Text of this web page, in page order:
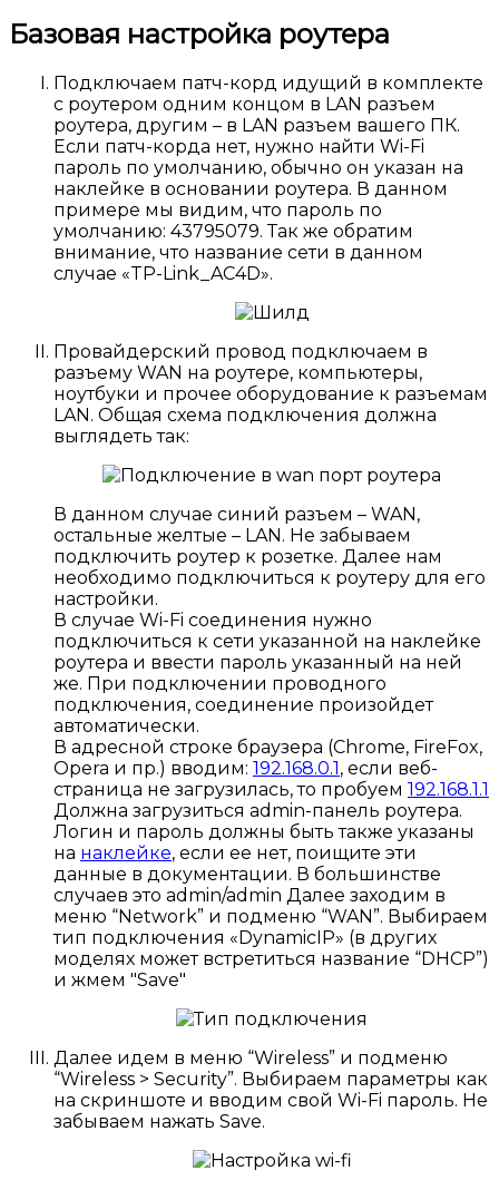
Базовая настройка роутера
Подключаем патч-корд идущий в комплекте
с роутером одним концом в LAN разъем
роутера, другим – в LAN разъем вашего ПК.
Если патч-корда нет, нужно найти Wi-Fi
пароль по умолчанию, обычно он указан на
наклейке в основании роутера. В данном
примере мы видим, что пароль по
умолчанию: 43795079. Так же обратим
внимание, что название сети в данном
случае «TP-Link_AC4D».
Провайдерский провод подключаем в
разъему WAN на роутере, компьютеры,
ноутбуки и прочее оборудование к разъемам
LAN. Общая схема подключения должна
выглядеть так:
В данном случае синий разъем – WAN,
остальные желтые – LAN. Не забываем
подключить роутер к розетке. Далее нам
необходимо подключиться к роутеру для его
настройки.
В случае Wi-Fi соединения нужно
подключиться к сети указанной на наклейке
роутера и ввести пароль указанный на ней
же. При подключении проводного
подключения, соединение произойдет
автоматически.
В адресной строке браузера (Chrome, FireFox,
Opera и пр.) вводим: 192.168.0.1, если веб-
страница не загрузилась, то пробуем 192.168.1.1
Должна загрузиться admin-панель роутера.
Логин и пароль должны быть также указаны
на наклейке, если ее нет, поищите эти
данные в документации. В большинстве
случаев это admin/admin Далее заходим в
меню “Network” и подменю “WAN”. Выбираем
тип подключения «DynamicIP» (в других
моделях может встретиться название “DHCP”)
и жмем "Save"
Далее идем в меню “Wireless” и подменю
“Wireless > Security”. Выбираем параметры как
на скриншоте и вводим свой Wi-Fi пароль. Не
забываем нажать Save.